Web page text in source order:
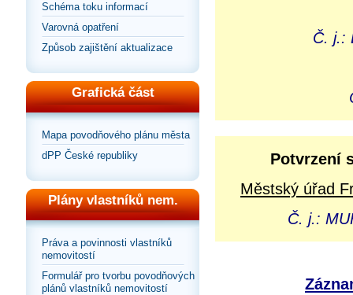
Schéma toku informací
Varovná opatření
Způsob zajištění aktualizace
Grafická část
Mapa povodňového plánu města
dPP České republiky
Plány vlastníků nem.
Práva a povinnosti vlastníků
nemovitostí
Formulář pro tvorbu povodňových
plánů vlastníků nemovitostí
Č. j.:
Potvrzení
Městský úřad
Č. j.: